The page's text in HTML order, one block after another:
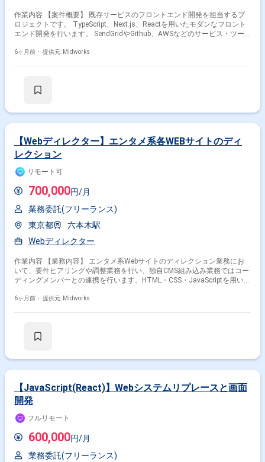
作業内容 【案件概要】 既存サービスのフロントエンド開発を担当するプ
ロジェクトです。 TypeScript、Next.js、Reactを用いたモダンなフロント
エンド開発を行います。 SendGridやGithub、AWSなどのサービス・ツー
フルリモート勤務が可能です。 【作業内容】 ・TypeScript、
6ヶ月前・ 提供元: Midworks
【Webディレクター】エンタメ系各WEBサイトのディ
レクション
リモート可
700,000円/月
業務委託(フリーランス)
東京都
六本木駅
Webディレクター
作業内容 【業務内容】 エンタメ系Webサイトのディレクション業務にお
いて、要件ヒアリングや調整業務を行い、独自CMS組み込み業務ではコー
ディングメンバーとの連携を行います。HTML・CSS・JavaScriptを用いた
件ヒアリングの実施 ・独自CMS組み込み業務におけるコーディングメンバ
6ヶ月前・ 提供元: Midworks
【JavaScript(React)】Webシステムリプレースと画面
開発
フルリモート
600,000円/月
業務委託(フリーランス)